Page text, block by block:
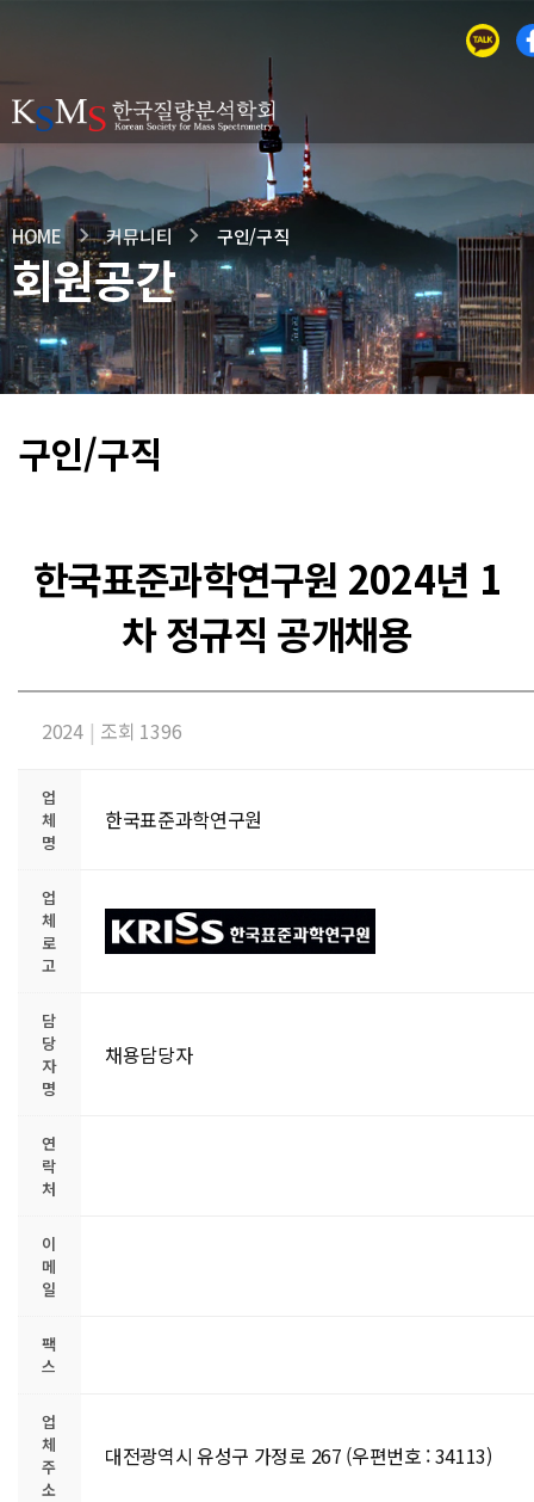
HOME 커뮤니티 구인/구직
회원공간
구인/구직
한국표준과학연구원 2024년 1
차 정규직 공개채용
2024 | 조회 1396
업
체
명
한국표준과학연구원
업
체
로
고
담
당
자
명
채용담당자
연
락
처
이
메
일
팩
스
업
체
주
소
대전광역시 유성구 가정로 267 (우편번호 : 34113)